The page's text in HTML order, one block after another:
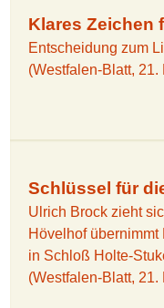
Klares Zeichen
Entscheidung zum
(Westfalen-Blatt, 21.
Schlüssel für
Ulrich Brock zieht
Hövelhof
in Schloß Holte-
(Westfalen-Blatt, 21.